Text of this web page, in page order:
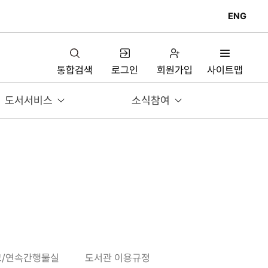
ENG
통합검색 로그인 회원가입 사이트맵
도서서비스 소식참여
연속간행물실 도서관 이용규정